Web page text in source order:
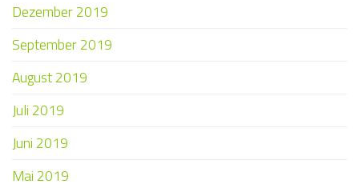
Dezember 2019
September 2019
August 2019
Juli 2019
Juni 2019
Mai 2019